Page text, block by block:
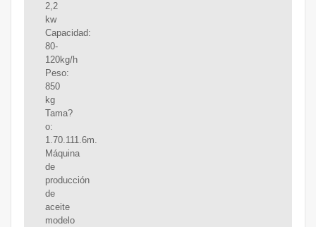
2,2
kw
Capacidad:
80-
120kg/h
Peso:
850
kg
Tama?
o:
1.70.111.6m.
Máquina
de
producción
de
aceite
modelo